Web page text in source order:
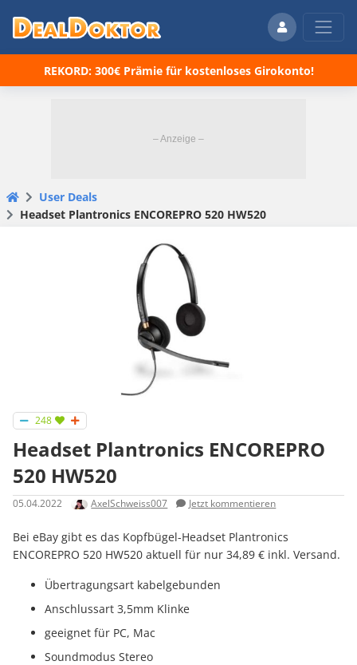
REKORD: 300€ Prämie für kostenloses Girokonto!
User Deals
Headset Plantronics ENCOREPRO 520 HW520
248
Headset Plantronics ENCOREPRO
520 HW520
05.04.2022 AxelSchweiss007 Jetzt kommentieren
Bei eBay gibt es das Kopfbügel-Headset Plantronics
ENCOREPRO 520 HW520 aktuell für nur 34,89 € inkl. Versand.
Übertragungsart kabelgebunden
Anschlussart 3,5mm Klinke
geeignet für PC, Mac
Soundmodus Stereo